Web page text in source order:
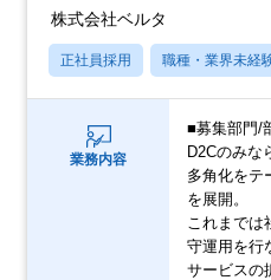
株式会社ベルタ
正社員採用 職種・業界未経
業務内容
■募集部門/
D2Cのみな
多角化をテ
を展開。
これまでは
守運用を行
サービスの